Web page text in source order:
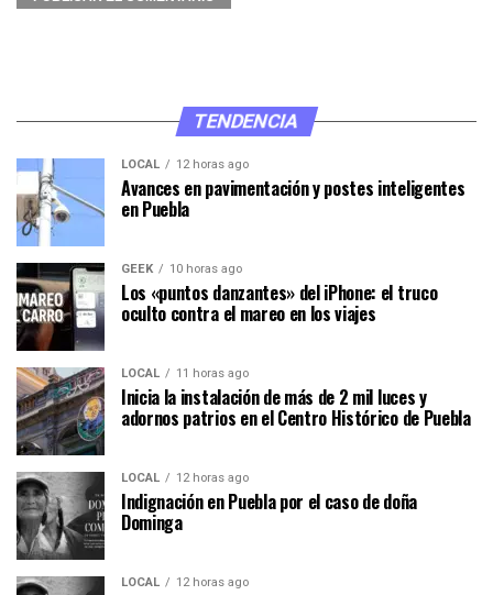
TENDENCIA
LOCAL 12 horas ago
Avances en pavimentación y postes inteligentes
en Puebla
GEEK 10 horas ago
Los «puntos danzantes» del iPhone: el truco
oculto contra el mareo en los viajes
LOCAL 11 horas ago
Inicia la instalación de más de 2 mil luces y
adornos patrios en el Centro Histórico de Puebla
LOCAL 12 horas ago
Indignación en Puebla por el caso de doña
Dominga
LOCAL 12 horas ago